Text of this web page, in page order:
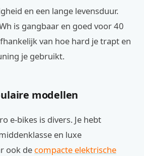
en een lange levensduur.
is gangbaar en goed voor 40
van hoe hard je trapt en
je gebruikt.
modellen
e-bikes is divers. Je hebt
en luxe
ook de compacte elektrische